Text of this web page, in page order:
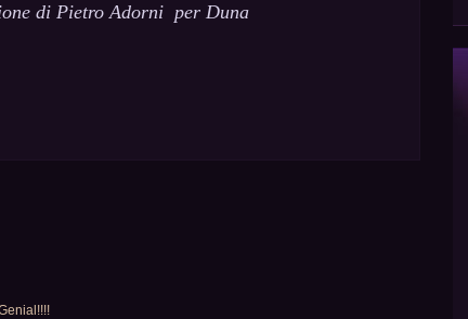
di Pietro Adorni per Duna